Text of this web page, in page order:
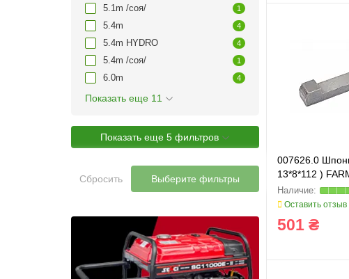
5.1m /соя/ 1
5.4m 4
5.4m HYDRO 4
5.4m /соя/ 1
6.0m 4
Показать еще 11
Показать еще 5 фильтров
Сбросить Выберите фильтры
007626.0
13*8*112 )
Оставить отзыв
501 ₴